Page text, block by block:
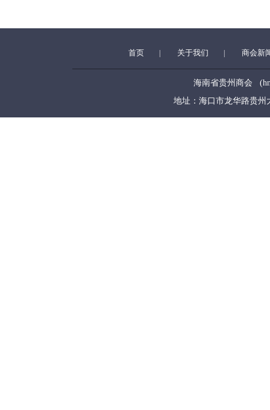
首页 关于我们 商会新
海南省贵州商会
地址：海口市龙华路贵州